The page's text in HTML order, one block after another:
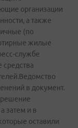
организации
а также
(по
жилые
службе
в документ.
затем и в
оставили